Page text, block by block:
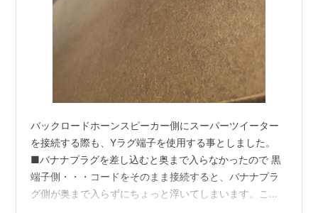
バックロードホーンスピーカー側にスーパーツイーター
を接続する際も、Yラグ端子を使用する事としました。
■バナナプラグを差し込むと奥まで入らなかったので 黒
端子側・・・コードをそのまま接続すると、バナナプラ
グ側が奥まで入らずにちょっと浮いてしまいます。この